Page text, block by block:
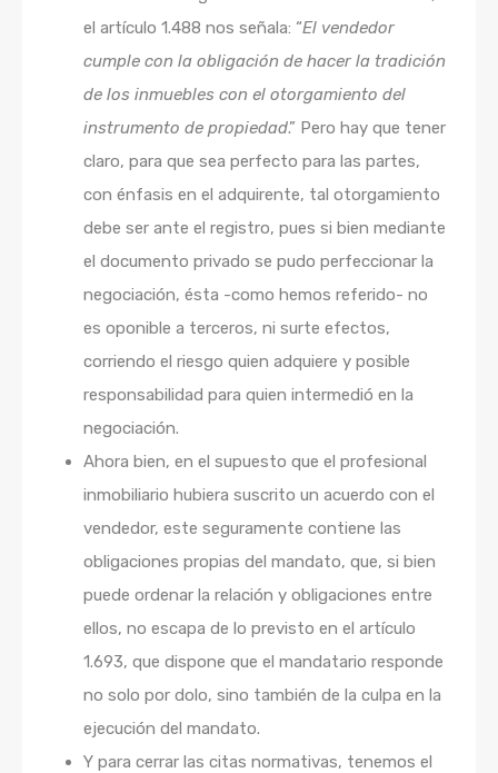
el artículo 1.488 nos señala: “El vendedor
cumple con la obligación de hacer la tradición
de los inmuebles con el otorgamiento del
instrumento de propiedad.” Pero hay que tener
claro, para que sea perfecto para las partes,
con énfasis en el adquirente, tal otorgamiento
debe ser ante el registro, pues si bien mediante
el documento privado se pudo perfeccionar la
negociación, ésta -como hemos referido- no
es oponible a terceros, ni surte efectos,
corriendo el riesgo quien adquiere y posible
responsabilidad para quien intermedió en la
negociación.
Ahora bien, en el supuesto que el profesional
inmobiliario hubiera suscrito un acuerdo con el
vendedor, este seguramente contiene las
obligaciones propias del mandato, que, si bien
puede ordenar la relación y obligaciones entre
ellos, no escapa de lo previsto en el artículo
1.693, que dispone que el mandatario responde
no solo por dolo, sino también de la culpa en la
ejecución del mandato.
Y para cerrar las citas normativas, tenemos el